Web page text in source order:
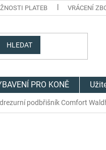
PLATEB VRÁCENÍ
HLEDAT
PRO KONĚ
podbřišník Comfort